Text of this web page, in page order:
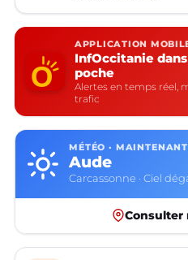
APPLICATION
InfOccitanie
poche
Alertes en temps réel,
trafic
MÉTÉO · MAINTENANT
Aude
Carcassonne · Ciel
Consulter